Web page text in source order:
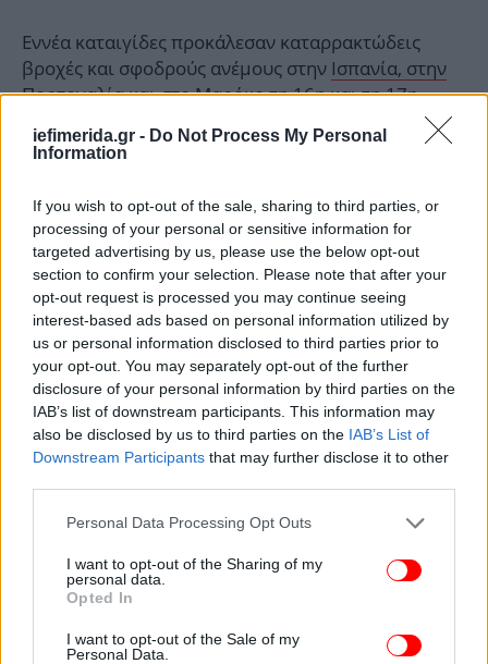
iefimerida.gr - Do Not Process My Personal
Information
If you wish to opt-out of the sale, sharing to third parties, or
processing of your personal or sensitive information for
targeted advertising by us, please use the below opt-out
section to confirm your selection. Please note that after your
opt-out request is processed you may continue seeing
interest-based ads based on personal information utilized by
us or personal information disclosed to third parties prior to
your opt-out. You may separately opt-out of the further
disclosure of your personal information by third parties on the
IAB’s list of downstream participants. This information may
also be disclosed by us to third parties on the IAB’s List of
Downstream Participants that may further disclose it to other
Please note that this website/app uses one or more Google
not limited to your visit or usage behaviour. You may click to
grant or deny consent to Google and its third-party tags to
use your data for below specified purposes in below Google
consent section.
Personal Data Processing Opt Outs
I want to opt-out of the Sharing of my
personal data.
Opted In
I want to opt-out of the Sale of my
Personal Data.
Εννέα καταιγίδες προκάλεσαν καταρρακτώδεις
βροχές και σφοδρούς ανέμους στην Ισπανία, στην
Πορτογαλίακαι στο Μαρόκο τη 16η και τη 17η
Φεβρουαρίου, αφήνοντας πίσω τους πάνω από 50
νεκρούς. Σε μελέτη που δημοσιεύθηκε στα τέλη
Weather Attribution (WWA) συμπέρανε ότι η
κλιματική αλλαγή επέτεινε τις βροχοπτώσεις αυτές.
«Τα ακραία φαινόμενα του Φεβρουαρίου του 2026
υπογραμμίζουν τις εντεινόμενες συνέπειες της
κλιματικής αλλαγής και την πιεστική ανάγκη για
παγκόσμια δράση» ώστε να αντιμετωπιστεί, όπως
ανέφερε στέλεχος του Κοπέρνικου, σύμφωνα με το
ενημερωτικό δελτίο.
Η Ευρώπη «γνώρισε μεγάλες αντιθέσεις ως προς τη
θερμοκρασίες», ενώ τα «εξαιρετικά ατμοσφαιρικά
ποτάμια -στενοί διάδρομοι εξαιρετικά υγρού αέρα-
πλημμύρες στη δυτική και στη νότια Ευρώπη»,
πρόσθεσε.